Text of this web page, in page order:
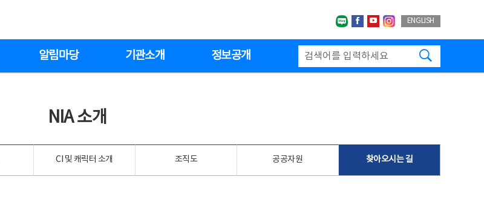
네이버블로그
페이스북
유투브인스타그랩
ENGLISH
알림마당 기관소개 정보공개
NIA 소개
CI 및 캐릭터 소개 조직도 공공자원 찾아오시는 길